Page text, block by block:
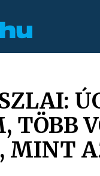
TÖBB
MINT